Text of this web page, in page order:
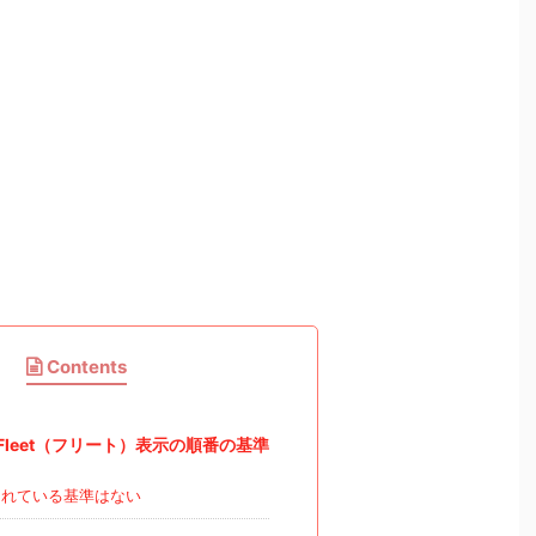
Contents
（フリート）表示の順番の基準
ている基準はない